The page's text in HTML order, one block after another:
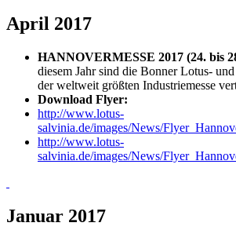
April 2017
HANNOVERMESSE 2017 (24. bis
diesem Jahr sind die Bonner Lotus-
der weltweit größten Industriemesse
Download Flyer:
http://www.lotus-
salvinia.de/images/News/
http://www.lotus-
salvinia.de/images/News/
Januar 2017